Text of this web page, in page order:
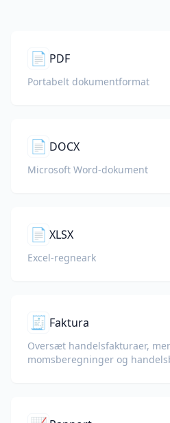
📄 PDF
Portabelt dokumentformat
📄 DOCX
Microsoft Word-dokument
📄 XLSX
Excel-regneark
🧾 Faktura
Oversæt handelsfakturaer,
momsberegninger og